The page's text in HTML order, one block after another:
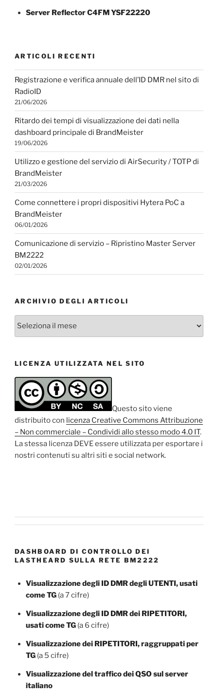
Server Reflector C4FM YSF22220
ARTICOLI RECENTI
Registrazione e verifica annuale dell’ID DMR nel sito di
RadioID
21/06/2026
Ritardo dei tempi di visualizzazione dei dati nella
dashboard principale di BrandMeister
19/06/2026
Utilizzo e gestione del servizio di AirSecurity / TOTP di
BrandMeister
21/03/2026
Come connettere i propri dispositivi Hytera PoC a
BrandMeister
06/01/2026
Comunicazione di servizio – Ripristino Master Server
BM2222
02/01/2026
ARCHIVIO DEGLI ARTICOLI
Archivio
LICENZA UTILIZZATA NEL SITO
Questo sito viene
distribuito con licenza Creative Commons Attribuzione
– Non commerciale – Condividi allo stesso modo 4.0 IT.
La stessa licenza DEVE essere utilizzata per esportare i
nostri contenuti su altri siti e social network.
DASHBOARD DI CONTROLLO DEI
LASTHEARD SULLA RETE BM2222
Visualizzazione degli ID DMR degli UTENTI, usati
come TG(a 7 cifre)
Visualizzazione degli ID DMR dei RIPETITORI,
usati come TG(a 6 cifre)
Visualizzazione dei RIPETITORI, raggruppati per
TG(a 5 cifre)
Visualizzazione del traffico dei QSO sul server
italiano